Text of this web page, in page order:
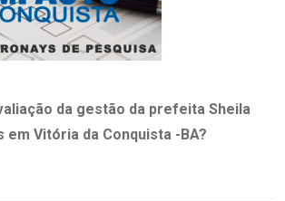
da gestão da prefeita Sheila
em Vitória da Conquista -BA?